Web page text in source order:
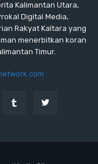
Kalimantan Utara,
Digital Media,
Rakyat Kaltara yang
menerbitkan koran
Timur.